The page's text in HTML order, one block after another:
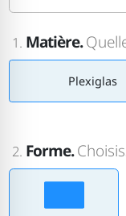
1. Matière.
Plexiglas
2. Forme.